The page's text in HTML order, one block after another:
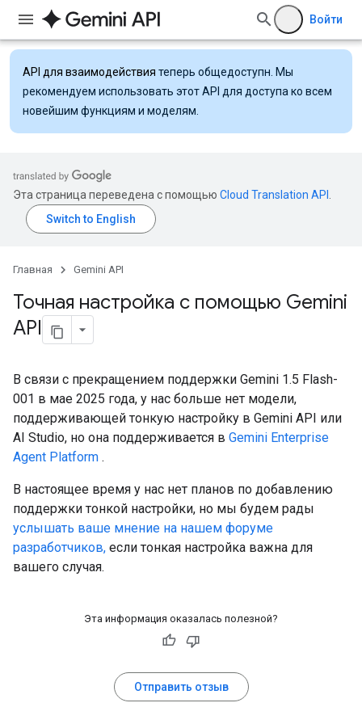
Войти
API для взаимодействия теперь общедоступн. Мы
рекомендуем использовать этот API для доступа ко всем
новейшим функциям и моделям.
Эта страница переведена с помощью Cloud Translation API
Главная Gemini API
Точная настройка с помощью Gemini
API
В связи с прекращением поддержки Gemini 1.5 Flash-
001 в мае 2025 года, у нас больше нет модели,
поддерживающей тонкую настройку в Gemini API или
AI Studio, но она поддерживается в Gemini Enterprise
Agent Platform .
В настоящее время у нас нет планов по добавлению
поддержки тонкой настройки, но мы будем рады
услышать ваше мнение на нашем форуме
разработчиков, если тонкая настройка важна для
вашего случая.
Эта информация оказалась полезной?
Отправить отзыв